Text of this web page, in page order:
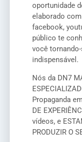
oportunidade
elaborado
facebook,
público te
você
indispensável.
Nós da DN7
Propaganda
DE
vídeos, e
PRODUZIR O